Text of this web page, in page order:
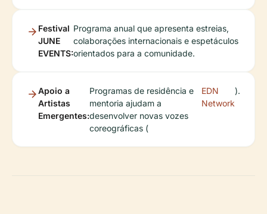
Festival
JUNE
EVENTS:
Programa anual que apresenta estreias,
colaborações internacionais e espetáculos
orientados para a comunidade.
Apoio a
Artistas
Emergentes:
Programas de residência e
mentoria ajudam a
desenvolver novas vozes
coreográficas (
EDN
Network
).